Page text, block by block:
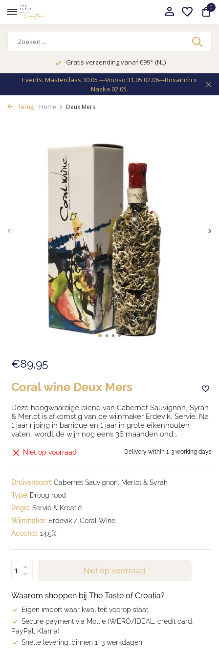
0
Gratis verzending vanaf €99* (NL)
Events: Masterclass 30.05 ---Vinoso 31.05.02.06---Roxanich x
Nazka 02.05.
Terug Home Deux Mers
€89,95
Coral wine Deux Mers
Deze hoogwaardige blend van Cabernet Sauvignon, Syrah
& Merlot is afkomstig van de wijnmaker Erdevik, Servië. Na
1 jaar rijping in barrique en 1 jaar in grote eikenhouten
vaten, wordt de wijn nog eens 36 maanden ond...
Niet op voorraad Delivery within 1-3 working days
Druivensoort:Cabernet Sauvignon, Merlot & Syrah
Type:Droog rood
Regio:Servië & Kroatië
Wijnmaker:Erdevik / Coral Wine
Acochol:14.5%
Niet op voorraad
Waarom shoppen bij The Taste of Croatia?
Eigen import waar kwaliteit voorop staat
Secure payment via Mollie (WERO/IDEAL, credit card,
PayPal, Klarna)
Snelle levering: binnen 1–3 werkdagen